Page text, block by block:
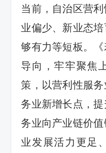
当前 ， 自治区营利
业偏少、新业态
够有力等短板。
导向，牢牢聚焦
策，以营利性服
务业新增长点，
务业向产业链价
业发展活力更足